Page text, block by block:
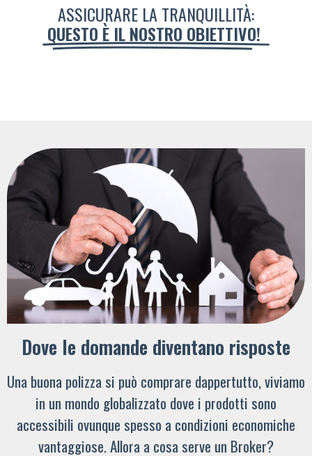
ASSICURARE LA TRANQUILLITÀ:
QUESTO È IL NOSTRO OBIETTIVO!
Dove le domande diventano risposte
Una buona polizza si può comprare dappertutto, viviamo
in un mondo globalizzato dove i prodotti sono
accessibili ovunque spesso a condizioni economiche
vantaggiose. Allora a cosa serve un Broker?